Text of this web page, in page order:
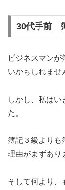
30代手前
ビジネスマン
いかもしれませ
しかし、私はい
た。
簿記３級よりも
理由がまずあり
そして何より、